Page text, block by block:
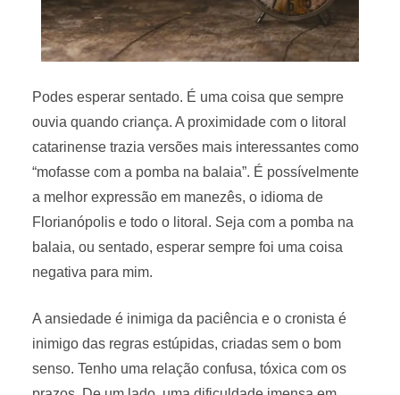
Podes esperar sentado. É uma coisa que sempre
ouvia quando criança. A proximidade com o litoral
catarinense trazia versões mais interessantes como
“mofasse com a pomba na balaia”. É possívelmente
a melhor expressão em manezês, o idioma de
Florianópolis e todo o litoral. Seja com a pomba na
balaia, ou sentado, esperar sempre foi uma coisa
negativa para mim.
A ansiedade é inimiga da paciência e o cronista é
inimigo das regras estúpidas, criadas sem o bom
senso. Tenho uma relação confusa, tóxica com os